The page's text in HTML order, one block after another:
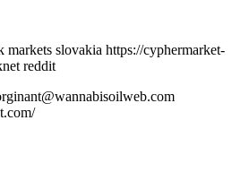
markets slovakia https://cyphermarket-
reddit